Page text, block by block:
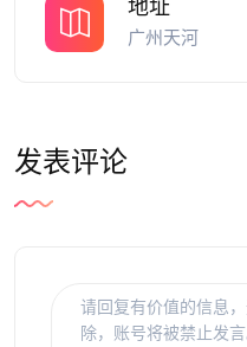
地址
广州天河
发表评论